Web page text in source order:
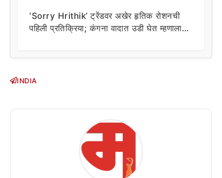
‘Sorry Hrithik’ ट्रेंडवर अखेर हृतिक रोशनची
पहिली प्रतिक्रिया; कंगना वादात उडी घेत म्हणाला…
INDIA